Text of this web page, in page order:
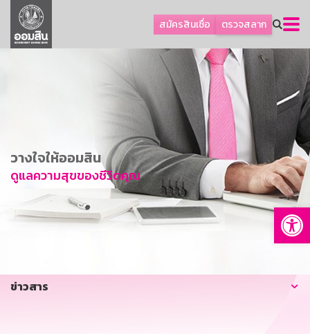
สมัครสินเชื่อ ตรวจสลาก
ลูกค้าธุรกิจ
ลูกค้าผู้ประกอบรายย่อย
การพัฒนาที่ยั่งยืน
ข่าวสาร
บริการทางการเงิน
อื่นๆ
วางใจให้ออมสิน
ดูแลความสุขของชีวิตคุณ
ข่าวสาร